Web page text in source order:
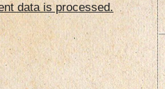
data is processed.